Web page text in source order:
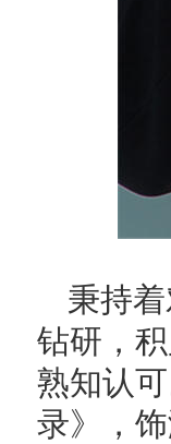
秉持
钻研，
熟知认
录》，